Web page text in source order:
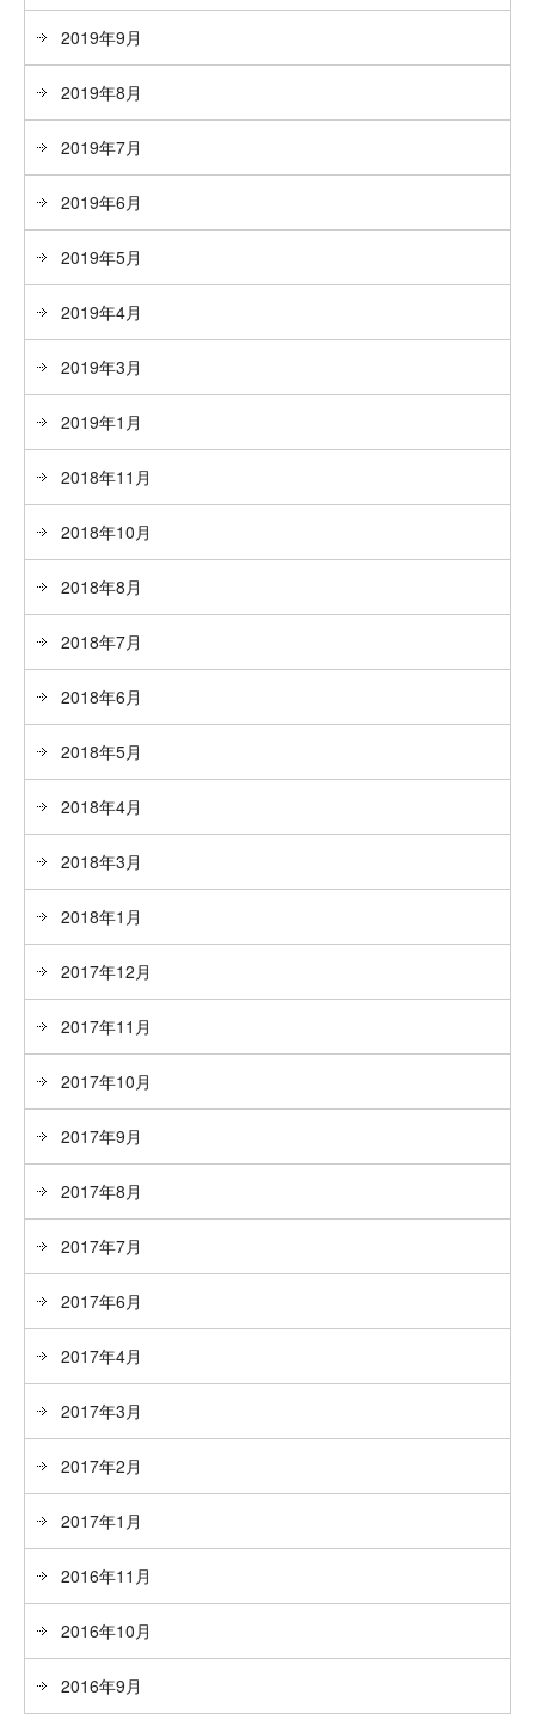
2019年9月
2019年8月
2019年7月
2019年6月
2019年5月
2019年4月
2019年3月
2019年1月
2018年11月
2018年10月
2018年8月
2018年7月
2018年6月
2018年5月
2018年4月
2018年3月
2018年1月
2017年12月
2017年11月
2017年10月
2017年9月
2017年8月
2017年7月
2017年6月
2017年4月
2017年3月
2017年2月
2017年1月
2016年11月
2016年10月
2016年9月